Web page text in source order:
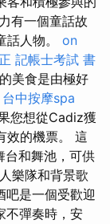
有一個童話故
話人物。 on
記帳士考試 書
美食是由極好
台中按摩spa
您想從Cadiz獲
效的機票。 這
台和舞池，可供
樂隊和背景歌
吧是一個受歡迎
不彈奏時，安